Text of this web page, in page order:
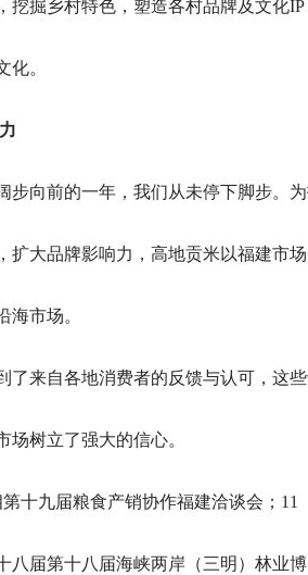
挖掘乡村特色，塑造各村品牌及文化IP
化。
步向前的一年，我们从未停下脚步。
扩大品牌影响力，高地贡米以福建市
海市场。
来自各地消费者的反馈与认可，这
场树立了强大的信心。
十九届粮食产销协作福建洽谈会；11
八届第十八届海峡两岸（三明）林业